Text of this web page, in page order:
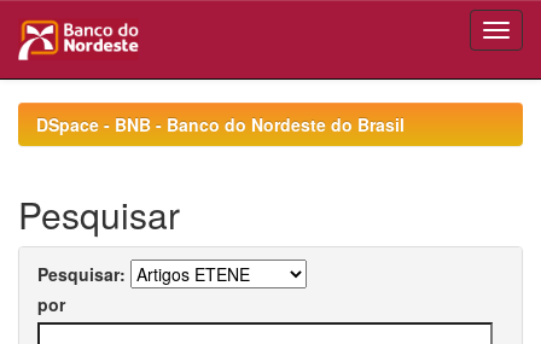
navigationDSpace - BNB - Banco do Nordeste do Brasil
Pesquisar
Pesquisar:
por